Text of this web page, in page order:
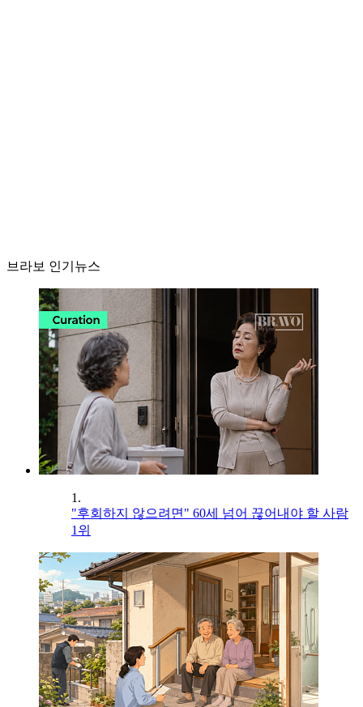
브라보 인기뉴스
1.
"후회하지 않으려면" 60세 넘어 끊어내야 할 사람
1위